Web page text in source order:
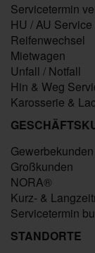
Servicetermin
HU / AU Service
Reifenwechsel
Mietwagen
Unfall / Notfall
Hin & Weg
Karosserie &
Gewerbekunden
Großkunden
NORA®
Kurz- &
Servicetermin
STANDORTE